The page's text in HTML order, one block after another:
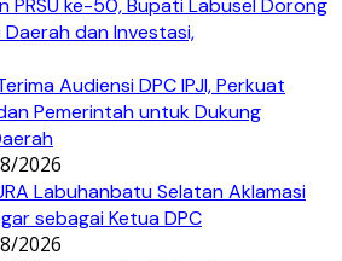
PRSU ke-50, Bupati Labusel Dorong
dan Investasi,
Audiensi DPC IPJI, Perkuat
Pemerintah untuk Dukung
2026
Labuhanbatu Selatan Aklamasi
sebagai Ketua DPC
2026